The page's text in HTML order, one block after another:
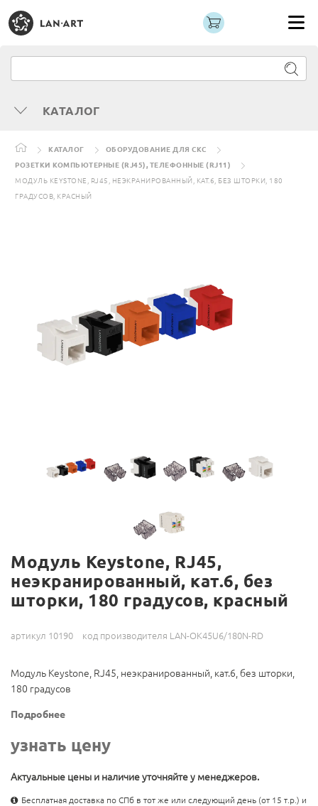
КАТАЛОГ
КАТАЛОГ
ОБОРУДОВАНИЕ ДЛЯ СКС
РОЗЕТКИ КОМПЬЮТЕРНЫЕ (RJ45), ТЕЛЕФОННЫЕ (RJ11)
МОДУЛЬ KEYSTONE, RJ45, НЕЭКРАНИРОВАННЫЙ, КАТ.6, БЕЗ ШТОРКИ, 180
ГРАДУСОВ, КРАСНЫЙ
Модуль Keystone, RJ45,
неэкранированный, кат.6, без
шторки, 180 градусов, красный
артикул 10190 код производителя LAN-OK45U6/180N-RD
Модуль Keystone, RJ45, неэкранированный, кат.6, без шторки,
180 градусов
Подробнее
узнать цену
Актуальные цены и наличие уточняйте у менеджеров.
Бесплатная доставка по СПб в тот же или следующий день (от 15 т.р.) и